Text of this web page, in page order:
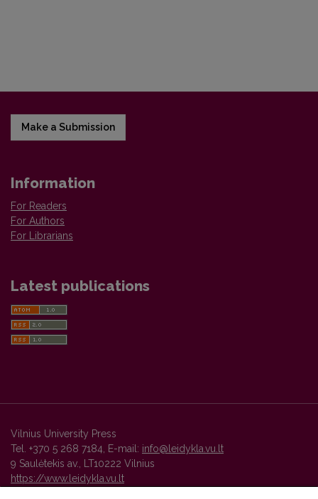
Make a Submission
Information
For Readers
For Authors
For Librarians
Latest publications
Vilnius University Press
Tel. +370 5 268 7184, E-mail: info@leidykla.vu.lt
9 Saulėtekis av., LT10222 Vilnius
https://www.leidykla.vu.lt